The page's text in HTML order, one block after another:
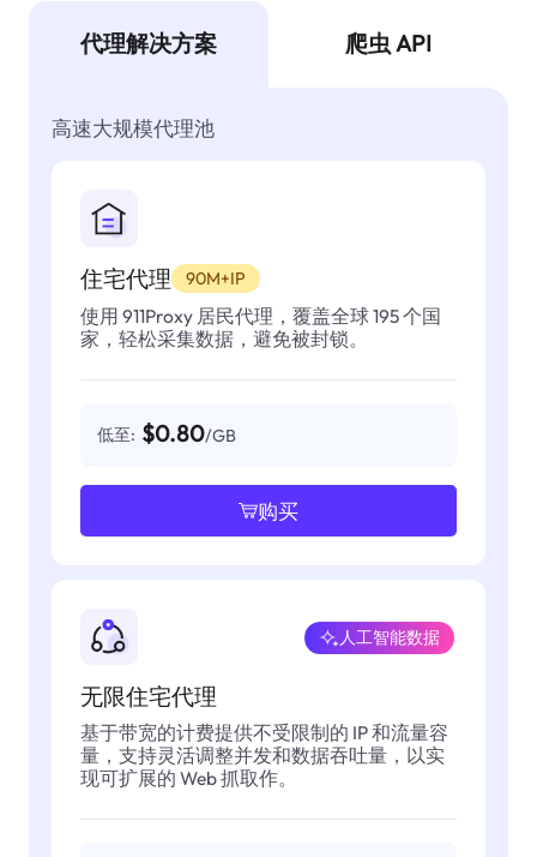
代理解决方案 爬虫 API
高速大规模代理池
住宅代理 90M+IP
使用 911Proxy 居民代理，覆盖全球 195 个国
家，轻松采集数据，避免被封锁。
低至: $0.80/GB
购买
无限住宅代理
人工智能数据
基于带宽的计费提供不受限制的 IP 和流量容
量，支持灵活调整并发和数据吞吐量，以实
现可扩展的 Web 抓取作。